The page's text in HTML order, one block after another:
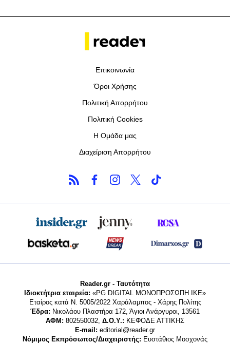
Επικοινωνία
Όροι Χρήσης
Πολιτική Απορρήτου
Πολιτική Cookies
Η Ομάδα μας
Διαχείριση Απορρήτου
Reader.gr - Ταυτότητα
Ιδιοκτήτρια εταιρεία: «PG DIGITAL MONΟΠΡΟΣΩΠΗ ΙΚΕ»
Εταίρος κατά Ν. 5005/2022 Χαράλαμπος - Χάρης Πολίτης
Έδρα: Νικολάου Πλαστήρα 172, Άγιοι Ανάργυροι, 13561
ΑΦΜ: 802550032, Δ.Ο.Υ.: ΚΕΦΟΔΕ ΑΤΤΙΚΗΣ
E-mail: editorial@reader.gr
Νόμιμος Εκπρόσωπος/Διαχειριστής: Ευστάθιος Μοσχονάς